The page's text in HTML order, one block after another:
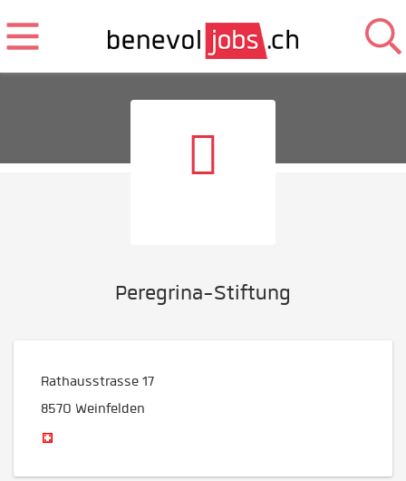
Peregrina-Stiftung
Rathausstrasse 17
8570 Weinfelden